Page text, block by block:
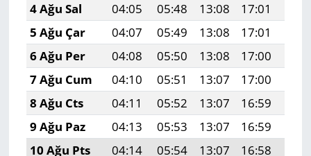
4 Ağu Sal
04:05 05:48 13:08 17:01
5 Ağu Çar
04:07 05:49 13:08 17:01
6 Ağu Per
04:08 05:50 13:08 17:00
7 Ağu Cum
04:10 05:51 13:07 17:00
8 Ağu Cts
04:11 05:52 13:07 16:59
9 Ağu Paz
04:13 05:53 13:07 16:59
10 Ağu Pts
04:14 05:54 13:07 16:58